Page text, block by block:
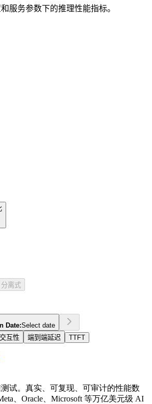
服务参数下的推理性能指标。
分离式
Date:Select date
交互性 端到端延迟 TTFT
试。真实、可复现、可审计的性能数
、Oracle、Microsoft 等万亿美元级 AI